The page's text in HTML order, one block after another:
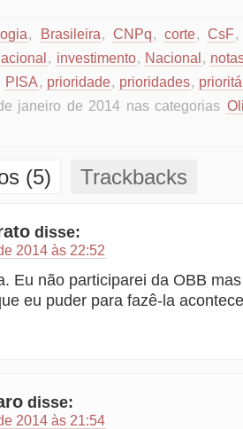
, Brasileira, CNPq, corte, CsF
, investimento, Nacional,
PISA, prioridade, prioridades,
janeiro de 2014 nas categorias
(5) Trackbacks
disse:
2014 às 22:52
Eu não participarei da OBB
eu puder para fazê-la
disse:
2014 às 21:54